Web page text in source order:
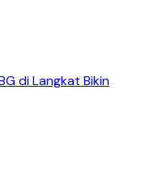
di Langkat Bikin